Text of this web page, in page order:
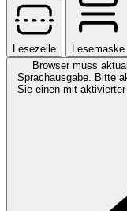
Lesezeile
Lesemaske
Browser muss
Sprachausgabe. Bitte
Sie einen mit